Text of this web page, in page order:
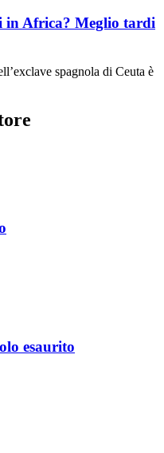
Africa? Meglio tardi
spagnola di Ceuta è
esaurito